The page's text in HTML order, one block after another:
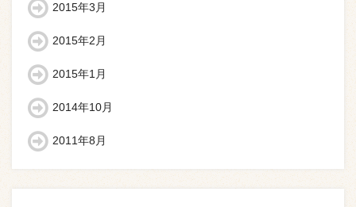
2015年3月
2015年2月
2015年1月
2014年10月
2011年8月